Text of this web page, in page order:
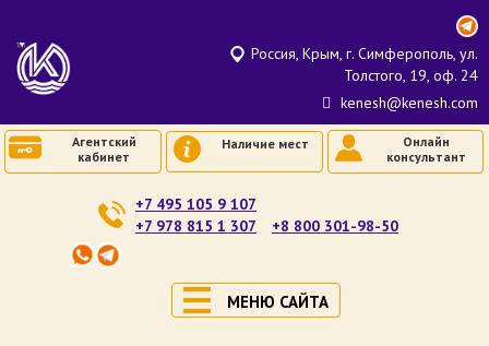
Россия, Крым, г. Симферополь, ул.
Толстого, 19, оф. 24
kenesh@kenesh.com
Агентский
кабинет
Наличие мест
Онлайн
консультант
+7 495 105 9 107
+7 978 815 1 307
+8 800 301-98-50
МЕНЮ САЙТА